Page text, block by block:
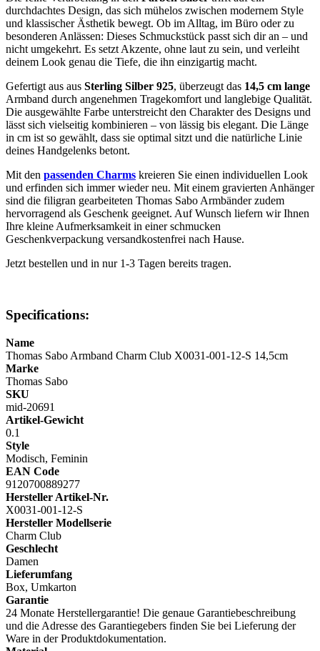
durchdachtes Design, das sich mühelos zwischen modernem Style
und klassischer Ästhetik bewegt. Ob im Alltag, im Büro oder zu
besonderen Anlässen: Dieses Schmuckstück passt sich dir an – und
nicht umgekehrt. Es setzt Akzente, ohne laut zu sein, und verleiht
deinem Look genau die Tiefe, die ihn einzigartig macht.
Gefertigt aus aus Sterling Silber 925, überzeugt das 14,5 cm lange
Armband durch angenehmen Tragekomfort und langlebige Qualität.
Die ausgewählte Farbe unterstreicht den Charakter des Designs und
lässt sich vielseitig kombinieren – von lässig bis elegant. Die Länge
in cm ist so gewählt, dass sie optimal sitzt und die natürliche Linie
deines Handgelenks betont.
Mit den passenden Charms kreieren Sie einen individuellen Look
und erfinden sich immer wieder neu. Mit einem gravierten Anhänger
sind die filigran gearbeiteten Thomas Sabo Armbänder zudem
hervorragend als Geschenk geeignet. Auf Wunsch liefern wir Ihnen
Ihre kleine Aufmerksamkeit in einer schmucken
Geschenkverpackung versandkostenfrei nach Hause.
Jetzt bestellen und in nur 1-3 Tagen bereits tragen.
Specifications:
Name
Thomas Sabo Armband Charm Club X0031-001-12-S 14,5cm
Marke
Thomas Sabo
SKU
mid-20691
Artikel-Gewicht
0.1
Style
Modisch, Feminin
EAN Code
9120700889277
Hersteller Artikel-Nr.
X0031-001-12-S
Hersteller Modellserie
Charm Club
Geschlecht
Damen
Lieferumfang
Box, Umkarton
Garantie
24 Monate Herstellergarantie! Die genaue Garantiebeschreibung
und die Adresse des Garantiegebers finden Sie bei Lieferung der
Ware in der Produktdokumentation.